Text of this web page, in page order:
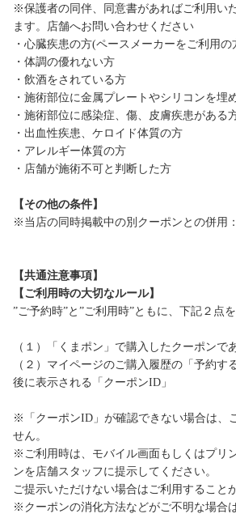
※保護者の同伴、同意書があればご利用い
ます。店舗へお問い合わせください
・心臓疾患の方(ペースメーカーをご利用の
・体調の優れない方
・飲酒をされている方
・施術部位に金属プレートやシリコンを埋
・施術部位に感染症、傷、皮膚疾患がある
・出血性疾患、ケロイド体質の方
・アレルギー体質の方
・店舗が施術不可と判断した方
【その他の条件】
※当店の同時掲載中の別クーポンとの併用
【共通注意事項】
【ご利用時の大切なルール】
”ご予約時”と”ご利用時”ともに、下記２点
（１）「くまポン」で購入したクーポンで
（２）マイページのご購入履歴の「予約す
後に表示される「クーポンID」
※「クーポンID」が確認できない場合は、
せん。
※ご利用時は、モバイル画面もしくはプリ
ンを店舗スタッフに提示してください。
ご提示いただけない場合はご利用すること
※クーポンの消化方法などがご不明な場合は